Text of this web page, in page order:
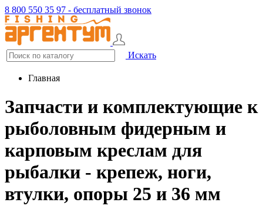
8 800 550 35 97 - бесплатный звонок
Искать
Главная
Запчасти и комплектующие к
рыболовным фидерным и
карповым креслам для
рыбалки - крепеж, ноги,
втулки, опоры 25 и 36 мм